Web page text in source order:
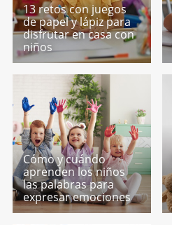
13 retos con juegos
de papel y lápiz para
disfrutar en casa con
niños
Cómo y cuándo
aprenden los niños
las palabras para
expresar emociones